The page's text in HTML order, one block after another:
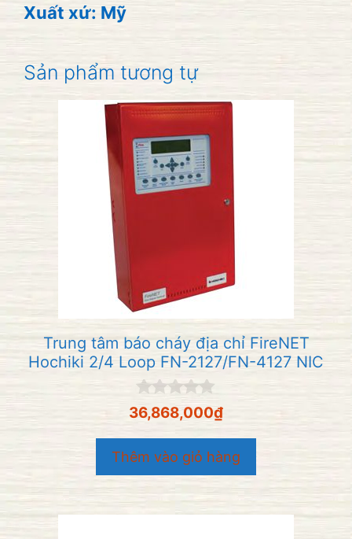
Xuất xứ: Mỹ
Sản phẩm tương tự
Trung tâm báo cháy địa chỉ FireNET
Hochiki 2/4 Loop FN-2127/FN-4127 NIC
0
n
g
o
à
i
36,868,000₫
Thêm vào giỏ hàng